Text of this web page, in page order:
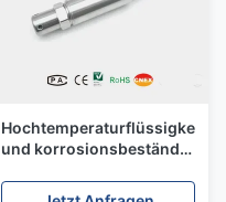
und korrosionsbeständig
Flüssigkeitsübertrager